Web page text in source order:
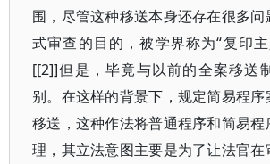
围，尽管这种移送本身还存在很多
式审查的目的，被学界称为“复印主
[[2]]但是，毕竟与以前的全案移送
别。在这样的背景下，规定简易程
移送，这种作法将普通程序和简易程
理，其立法意图主要是为了让法官在